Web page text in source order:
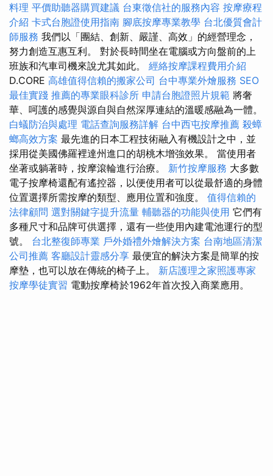
料理 平價助聽器購買建議 台東徵信社的服務內容 按摩療程
介紹 卡式台胞證使用指南 腳底按摩專業教學 台北優質會計
師服務 我們以「團結、創新、嚴謹、高效」的經營理念，
努力創造互惠互利。 對於長時間坐在電腦或方向盤前的上
班族和汽車司機來說尤其如此。 經絡按摩課程費用介紹
D.CORE 高雄值得信賴的搬家公司 台中專業外燴服務 SEO
最佳實踐 推薦的專業眼科診所 申請台胞證照片規範 將奢
華、呵護的感覺與源自與自然深厚連結的溫暖感融為一體。
白蟻防治與處理 電話查詢服務詳解 台中西屯按摩推薦 殺蟑
螂高效方案 最先進的日本工程技術融入有機設計之中，並
採用從美國佛羅裡達州進口的胡桃木增強效果。 當使用者
坐著或躺著時，按摩滾輪進行治療。 新竹按摩服務 大多數
電子按摩椅還配有遙控器，以便使用者可以從最舒適的身體
位置選擇所需按摩的類型、應用位置和強度。 值得信賴的
法律顧問 選對關鍵字提升流量 輔聽器的功能與使用 它們有
多種尺寸和品牌可供選擇，還有一些使用內建電池運行的型
號。 台北整復師專業 戶外婚禮外燴解決方案 台南地區清潔
公司推薦 客廳設計靈感分享 最便宜的解決方案是簡單的按
摩墊，也可以放在傳統的椅子上。 新店護理之家照護專家
按摩學徒實習 電動按摩椅於1962年首次投入商業應用。